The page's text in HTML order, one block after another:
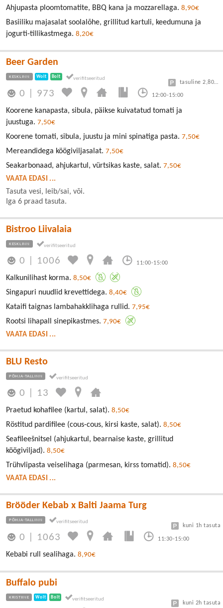
Ahjupasta ploomtomatite, BBQ kana ja mozzarellaga. 8,90€
Basiiliku majasalat soolalõhe, grillitud kartuli, keedumuna ja
jogurti-tillikastmega. 8,20€
Beer Garden
KESKLINN Wolt Bolt
0 973 12:00-15:00
tasuline 2,80/30min
Koorene kanapasta, sibula, päikse kuivatatud tomati ja
juustuga. 7,50€
Koorene tomati, sibula, juustu ja mini spinatiga pasta. 7,50€
Mereandidega köögiviljasalat. 7,50€
Seakarbonaad, ahjukartul, vürtsikas kaste, salat. 7,50€
VAATA EDASI ...
Tasuta vesi, leib/sai, või.
Iga 6 praad tasuta.
Bistroo Liivalaia
KESKLINN
0 1006 11:00-15:00
Kalkunilihast korma. 8,50€
Singapuri nuudlid krevettidega. 8,40€
Kataifi taignas lambahakklihaga rullid. 7,95€
Rootsi lihapall sinepikastmes. 7,90€
VAATA EDASI ...
BLU Resto
PÕHJA-TALLINN
0 13
Praetud kohafilee (kartul, salat). 8,50€
Röstitud pardifilee (cous-cous, kirsi kaste, salat). 8,50€
Seafileešnitsel (ahjukartul, bearnaise kaste, grillitud
köögiviljad). 8,50€
Trühvlipasta veiselihaga (parmesan, kirss tomatid). 8,50€
VAATA EDASI ...
Brööder Kebab x Balti Jaama Turg
PÕHJA-TALLINN
0 1063 11:30-15:00
kuni 1h tasuta
Kebabi rull sealihaga. 8,90€
Buffalo pubi
KRISTIINE Wolt Bolt
kuni 2h tasuta